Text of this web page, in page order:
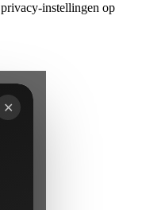
instellingen op
✕